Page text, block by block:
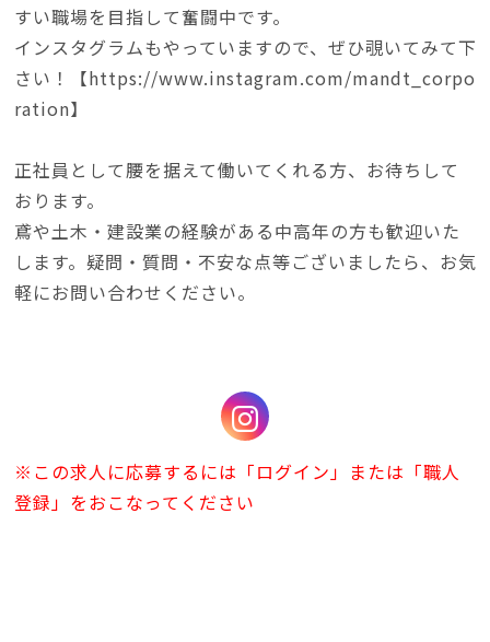
すい職場を目指して奮闘中です。
インスタグラムもやっていますので、ぜひ覗いてみて下
さい！【https://www.instagram.com/mandt_corpo
ration】
正社員として腰を据えて働いてくれる方、お待ちして
おります。
鳶や土木・建設業の経験がある中高年の方も歓迎いた
します。疑問・質問・不安な点等ございましたら、お気
軽にお問い合わせください。
※この求人に応募するには「ログイン」または「職人
登録」をおこなってください